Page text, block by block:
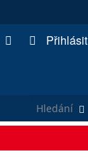
Přihlásit